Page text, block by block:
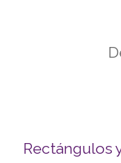
Rectángulos